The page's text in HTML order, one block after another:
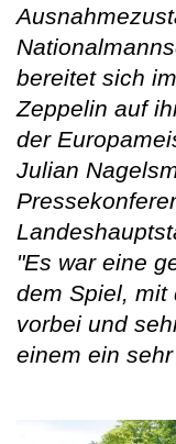
bereitet sich
Zeppelin auf
der
Julian
"Es war eine
dem Spiel, mit
vorbei und
einem ein